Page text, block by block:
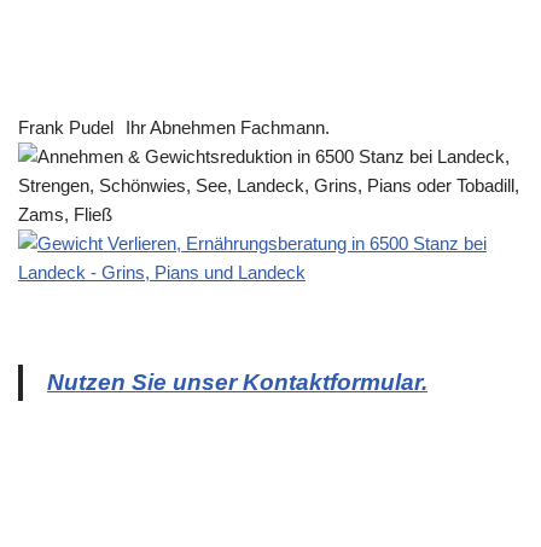
Frank Pudel Ihr Abnehmen Fachmann.
Nutzen Sie unser Kontaktformular.